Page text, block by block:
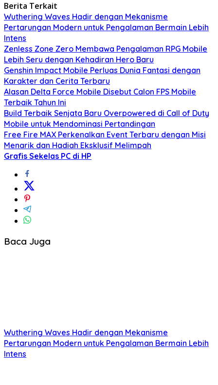
Berita Terkait
Wuthering Waves Hadir dengan Mekanisme
Pertarungan Modern untuk Pengalaman Bermain Lebih
Intens
Zenless Zone Zero Membawa Pengalaman RPG Mobile
Lebih Seru dengan Kehadiran Hero Baru
Genshin Impact Mobile Perluas Dunia Fantasi dengan
Karakter dan Cerita Terbaru
Alasan Delta Force Mobile Disebut Calon FPS Mobile
Terbaik Tahun Ini
Build Terbaik Senjata Baru Overpowered di Call of Duty
Mobile untuk Mendominasi Pertandingan
Free Fire MAX Perkenalkan Event Terbaru dengan Misi
Menarik dan Hadiah Eksklusif Melimpah
Grafis Sekelas PC di HP
Baca Juga
Wuthering Waves Hadir dengan Mekanisme
Pertarungan Modern untuk Pengalaman Bermain Lebih
Intens